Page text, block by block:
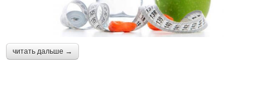
читать дальше →